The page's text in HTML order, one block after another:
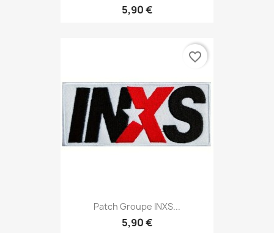
5,90 €
Patch Groupe INXS...
5,90 €
favorite_border